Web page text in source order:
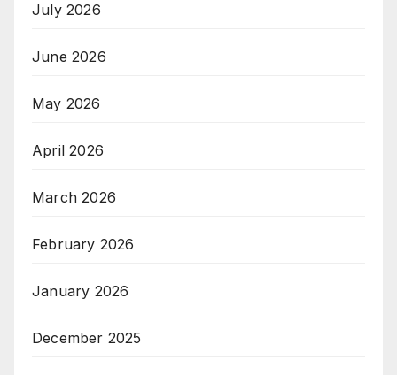
July 2026
June 2026
May 2026
April 2026
March 2026
February 2026
January 2026
December 2025